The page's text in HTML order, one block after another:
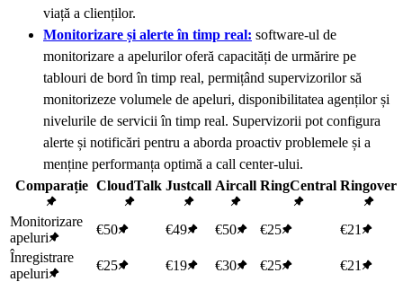
viață a clienților.
Monitorizare și alerte în timp real: software-ul de
monitorizare a apelurilor oferă capacități de urmărire pe
tablouri de bord în timp real, permițând supervizorilor să
monitorizeze volumele de apeluri, disponibilitatea agenților și
nivelurile de servicii în timp real. Supervizorii pot configura
alerte și notificări pentru a aborda proactiv problemele și a
menține performanța optimă a call center-ului.
Comparație CloudTalk Justcall Aircall RingCentral Ringover
Monitorizare
apeluri
€50 €49 €50 €25
€21
Înregistrare
apeluri
€25 €19 €30 €25
€21